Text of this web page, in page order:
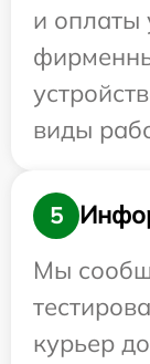
и оплаты
виды
5
Мы
курьер